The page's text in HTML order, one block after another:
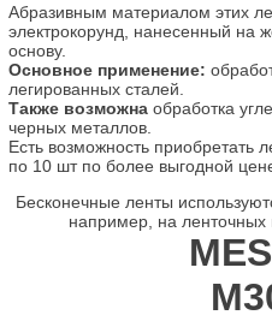
Абразивным материалом этих
электрокорунд, нанесенный на
основу.
Основное применение:
легированных сталей.
Также возможна обработка
черных металлов.
Есть возможность приобретать
по 10 шт по более выгодной
Бесконечные ленты
например, на